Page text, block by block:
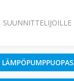
SUUNNITTELIJOILLE
LÄMPÖPUMPPUOPAS